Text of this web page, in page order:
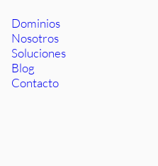
Dominios
Nosotros
Soluciones
Blog
Contacto